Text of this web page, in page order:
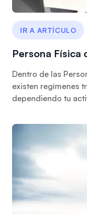
IR A ARTÍCULO
Persona Física
Dentro de las
existen regímenes
dependiendo tu